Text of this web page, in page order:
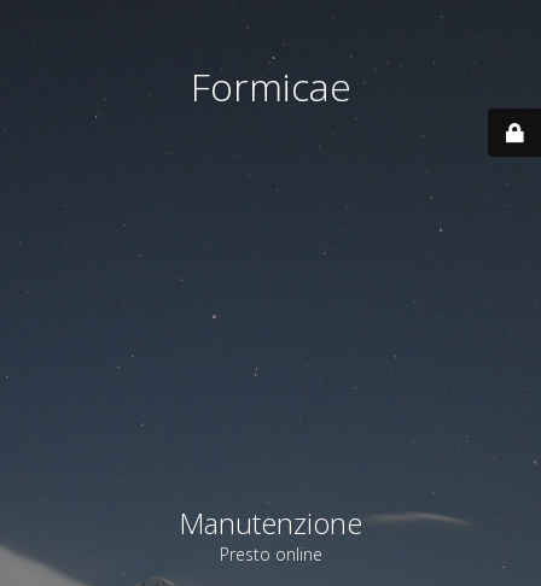
Formicae
Manutenzione
Presto online